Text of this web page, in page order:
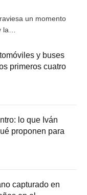
un momento
la…
y buses
primeros cuatro
lo que Iván
proponen para
capturado en